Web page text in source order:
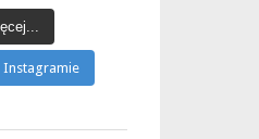
Instagramie